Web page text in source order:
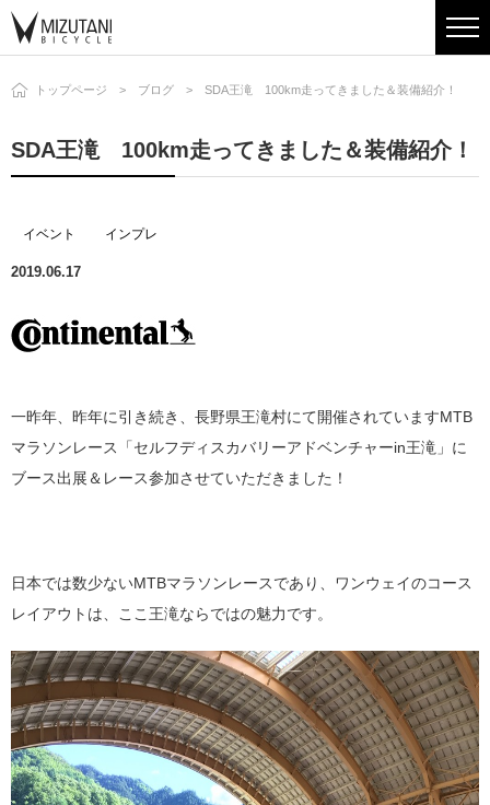
トップページ ブログ SDA王滝 100km走ってきました＆装備紹介！
SDA王滝 100km走ってきました＆装備紹介！
イベント インプレ
2019.06.17
一昨年、昨年に引き続き、長野県王滝村にて開催されていますMTB
マラソンレース「セルフディスカバリーアドベンチャーin王滝」に
ブース出展＆レース参加させていただきました！
日本では数少ないMTBマラソンレースであり、ワンウェイのコース
レイアウトは、ここ王滝ならではの魅力です。